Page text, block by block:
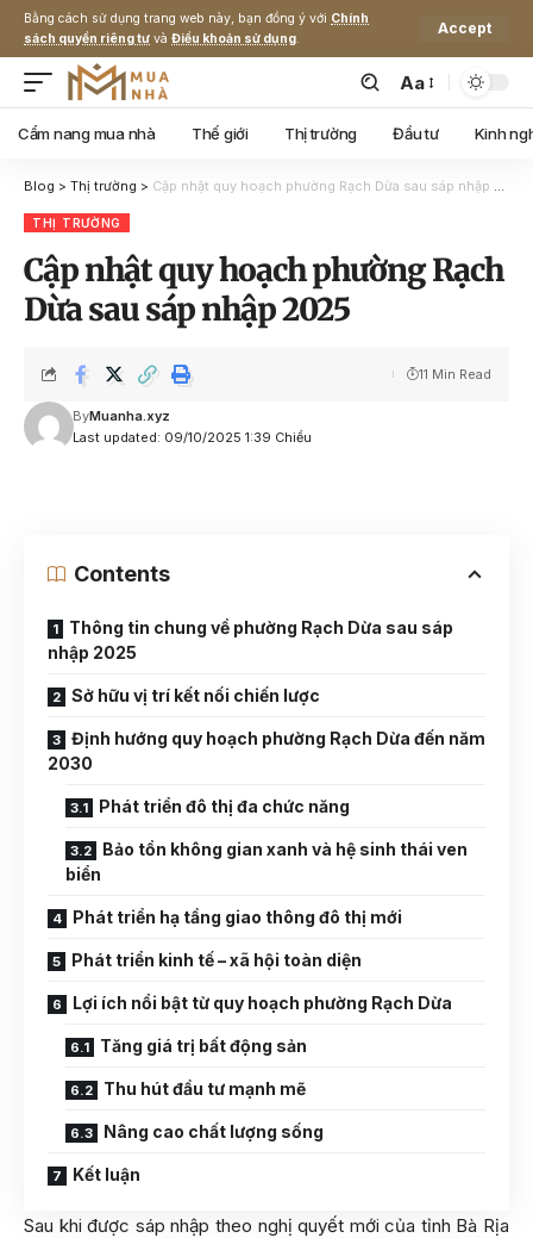
Bằng cách sử dụng trang web này, bạn đồng ý với Chính
sách quyền riêng tư và Điều khoản sử dụng.
Accept
Aa
Cẩm nang mua nhà Thế giới Thị trường Đầu tư Kinh
Blog > Thị trường > Cập nhật quy hoạch phường Rạch Dừa sau sáp nhập 2025
THỊ TRƯỜNG
Cập nhật quy hoạch phường Rạch
Dừa sau sáp nhập 2025
Last updated: 09/10/2025 1:39 Chiều
ByMuanha.xyz
11 Min Read
Contents
Thông tin chung về phường Rạch Dừa sau sáp
nhập 2025
Sở hữu vị trí kết nối chiến lược
Định hướng quy hoạch phường Rạch Dừa đến năm
2030
Phát triển đô thị đa chức năng
Bảo tồn không gian xanh và hệ sinh thái ven
biển
Phát triển hạ tầng giao thông đô thị mới
Phát triển kinh tế – xã hội toàn diện
Lợi ích nổi bật từ quy hoạch phường Rạch Dừa
Tăng giá trị bất động sản
Thu hút đầu tư mạnh mẽ
Nâng cao chất lượng sống
Kết luận
Sau khi được sáp nhập theo nghị quyết mới của tỉnh Bà Rịa